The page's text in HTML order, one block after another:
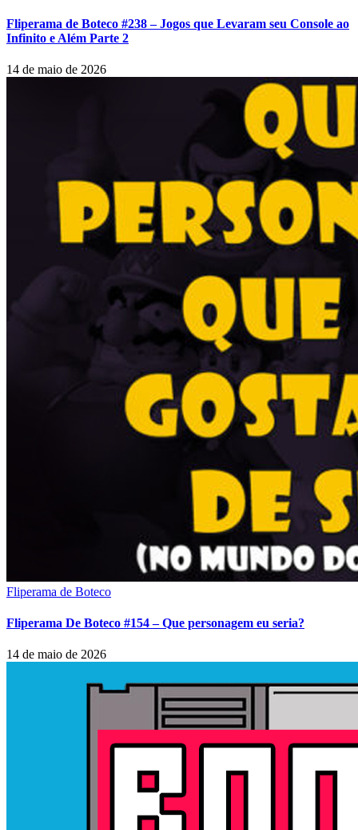
Fliperama de Boteco #238 – Jogos que Levaram seu Console ao
Infinito e Além Parte 2
14 de maio de 2026
Fliperama de Boteco
Fliperama De Boteco #154 – Que personagem eu seria?
14 de maio de 2026